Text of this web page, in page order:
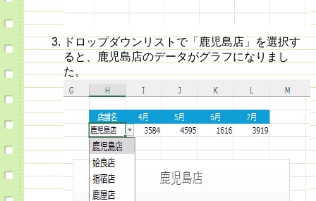
ドロップダウンリストで「鹿児島店」を選択す
ると、鹿児島店のデータがグラフになりまし
た。